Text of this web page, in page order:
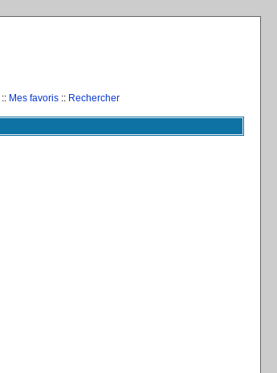
:: Mes favoris :: Rechercher